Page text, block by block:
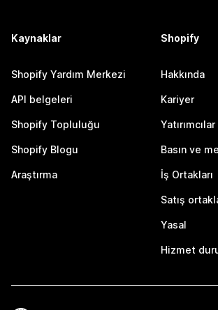
Kaynaklar
Shopify Yardım Merkezi
API belgeleri
Shopify Topluluğu
Shopify Blogu
Araştırma
Shopify
Hakkında
Kariyer
Yatırımcılar
Basın ve
İş Ortakları
Satış
Yasal
Hizmet